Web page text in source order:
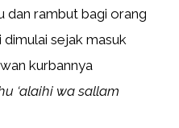
dan rambut bagi orang
sejak masuk
kurbannya
‘alaihi wa sallam